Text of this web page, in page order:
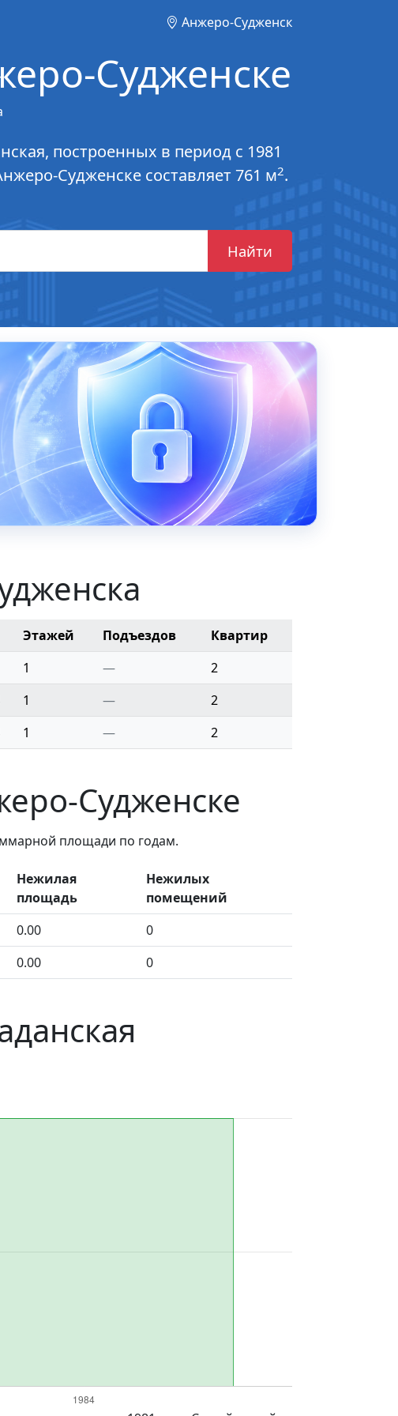
Анжеро-Судженск
Судженске
построенных в период с 1981
Судженске составляет 761 м2.
Найти
Этажей Подъездов
Квартир
1 —
2
1 —
2
1 — 2
Судженске
площади по годам.
Нежилая
площадь
Нежилых
помещений
0.00
0
0.00 0